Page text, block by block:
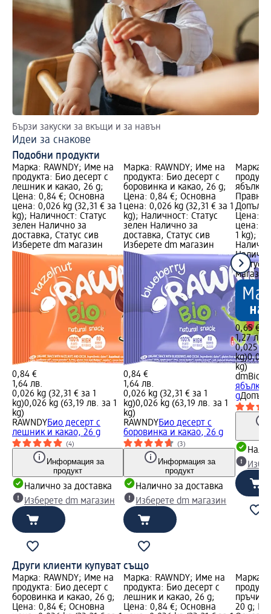
Бързи закуски за вкъщи и за навън
Идеи за снакове
Подобни продукти
Марка: RAWNDY; Име на
продукта: Био десерт с
лешник и какао, 26 g;
Цена: 0,84 €; Основна
цена: 0,026 kg (32,31 € за 1
kg); Наличност: Статус
зелен Налично за
доставка, Статус сив
Изберете dm магазин
0,84 €
1,64 лв.
0,026 kg (32,31 € за 1
kg)0,026 kg (63,19 лв. за 1
kg)
RAWNDYБио десерт с
лешник и какао, 26 g
(4)
Информация за
продукт
Налично за доставка
Изберете dm магазин
Марка: RAWNDY; Име на
продукта: Био десерт с
боровинка и какао, 26 g;
Цена: 0,84 €; Основна
цена: 0,026 kg (32,31 € за 1
kg); Наличност: Статус
зелен Налично за
доставка, Статус сив
Изберете dm магазин
0,84 €
1,64 лв.
0,026 kg (32,31 € за 1
kg)0,026 kg (63,19 лв. за 1
kg)
RAWNDYБио десерт с
боровинка и какао, 26 g
(3)
Информация за
продукт
Налично за доставка
Изберете dm магазин
Марка:
ябълка
Правна
Цена:
цена:
1 kg);
Статус
магазин
0,65 €
1,27 лв.
0,025 kg
kg)0,025
kg)
dmBio
ябълка
g
Други клиенти купуват също
Марка: RAWNDY; Име на
продукта: Био десерт с
боровинка и какао, 26 g;
Цена: 0,84 €; Основна
Марка: RAWNDY; Име на
продукта: Био десерт с
лешник и какао, 26 g;
Цена: 0,84 €; Основна
Марка:
20 g;